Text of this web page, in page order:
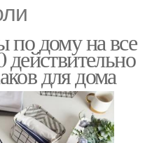
по дому на все
для дома